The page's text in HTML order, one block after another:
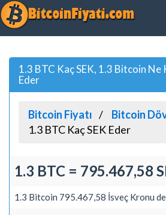
1.3 BTC Kaç SEK, 1.3 Bitcoin
Eder
Bitcoin Fiyatı
Bitcoin
1.3 BTC Kaç SEK Eder
1.3 BTC = 795.467,58
1.3 Bitcoin 795.467,58 İsveç Kronu